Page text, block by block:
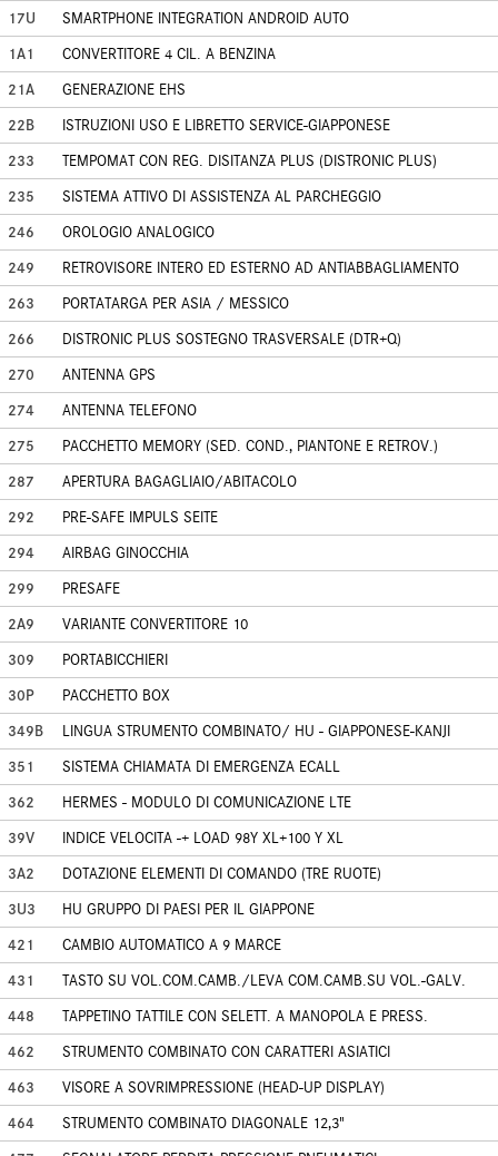
17U
SMARTPHONE INTEGRATION ANDROID AUTO
1A1
CONVERTITORE 4 CIL. A BENZINA
21A
GENERAZIONE EHS
22B
ISTRUZIONI USO E LIBRETTO SERVICE-GIAPPONESE
233
TEMPOMAT CON REG. DISITANZA PLUS (DISTRONIC PLUS)
235
SISTEMA ATTIVO DI ASSISTENZA AL PARCHEGGIO
246
OROLOGIO ANALOGICO
249
RETROVISORE INTERO ED ESTERNO AD ANTIABBAGLIAMENTO
263
PORTATARGA PER ASIA / MESSICO
266
DISTRONIC PLUS SOSTEGNO TRASVERSALE (DTR+Q)
270
ANTENNA GPS
274
ANTENNA TELEFONO
275
PACCHETTO MEMORY (SED. COND., PIANTONE E RETROV.)
287
APERTURA BAGAGLIAIO/ABITACOLO
292
PRE-SAFE IMPULS SEITE
294
AIRBAG GINOCCHIA
299
PRESAFE
2A9
VARIANTE CONVERTITORE 10
309
PORTABICCHIERI
30P
PACCHETTO BOX
349B
LINGUA STRUMENTO COMBINATO/ HU - GIAPPONESE-KANJI
351
SISTEMA CHIAMATA DI EMERGENZA ECALL
362
HERMES - MODULO DI COMUNICAZIONE LTE
39V
INDICE VELOCITA -+ LOAD 98Y XL+100 Y XL
3A2
DOTAZIONE ELEMENTI DI COMANDO (TRE RUOTE)
3U3
HU GRUPPO DI PAESI PER IL GIAPPONE
421
CAMBIO AUTOMATICO A 9 MARCE
431
TASTO SU VOL.COM.CAMB./LEVA COM.CAMB.SU VOL.-GALV.
448
TAPPETINO TATTILE CON SELETT. A MANOPOLA E PRESS.
462
STRUMENTO COMBINATO CON CARATTERI ASIATICI
463
VISORE A SOVRIMPRESSIONE (HEAD-UP DISPLAY)
464
STRUMENTO COMBINATO DIAGONALE 12,3"